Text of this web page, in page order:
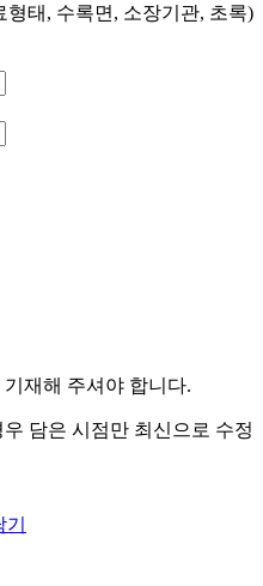
태, 수록면, 소장기관, 초록)
재해 주셔야 합니다.
담은 시점만 최신으로 수정